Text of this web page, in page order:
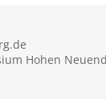
Hohen